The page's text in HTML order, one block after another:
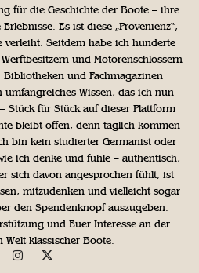
für die Geschichte der Boote – ihre
Es ist diese „Provenienz“,
verleiht. Seitdem habe ich hunderte
und Motorenschlossern
und Fachmagazinen
Wissen, das ich nun –
Stück für Stück auf dieser Plattform
bleibt offen, denn täglich kommen
bin kein studierter Germanist oder
ich denke und fühle – authentisch,
sich davon angesprochen fühlt, ist
mitzudenken und vielleicht sogar
den Spendenknopf auszugeben.
und Euer Interesse an der
Welt klassischer Boote.